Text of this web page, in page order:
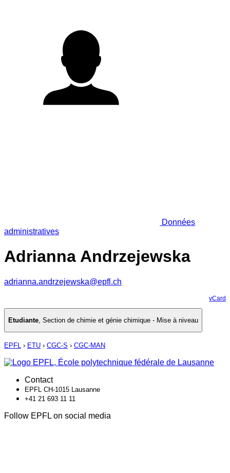
Données
administratives
Adrianna Andrzejewska
adrianna.andrzejewska@epfl.ch
vCard
Etudiante, Section de chimie et génie chimique - Mise à niveau
EPFL › ETU › CGC-S › CGC-MAN
Contact
EPFL CH-1015 Lausanne
+41 21 693 11 11
Follow EPFL on social media